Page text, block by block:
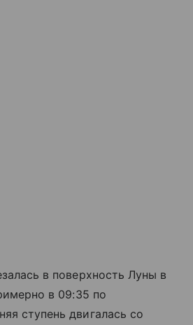
в поверхность Луны в
в 09:35 по
ступень двигалась со